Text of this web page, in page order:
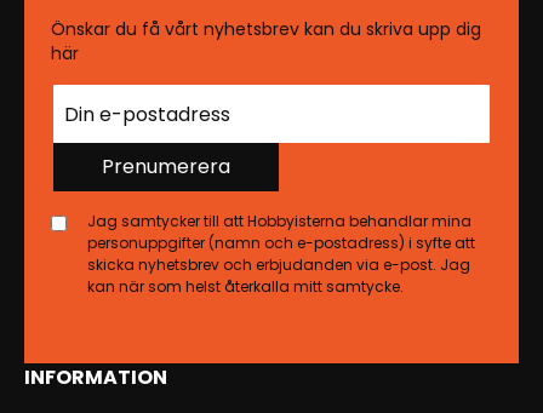
INFORMATION
Önskar du få vårt nyhetsbrev kan du skriva upp dig
här
Prenumerera
Jag samtycker till att Hobbyisterna behandlar mina
personuppgifter (namn och e-postadress) i syfte att
skicka nyhetsbrev och erbjudanden via e-post. Jag
kan när som helst återkalla mitt samtycke.